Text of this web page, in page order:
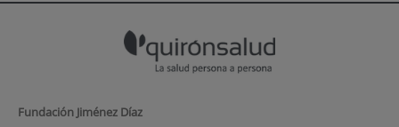
Fundación Jiménez Díaz